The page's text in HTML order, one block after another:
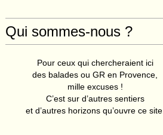
Qui sommes-nous ?
Pour ceux qui chercheraient ici
des balades ou GR en Provence,
mille excuses !
C’est sur d’autres sentiers
et d’autres horizons qu’ouvre ce site.